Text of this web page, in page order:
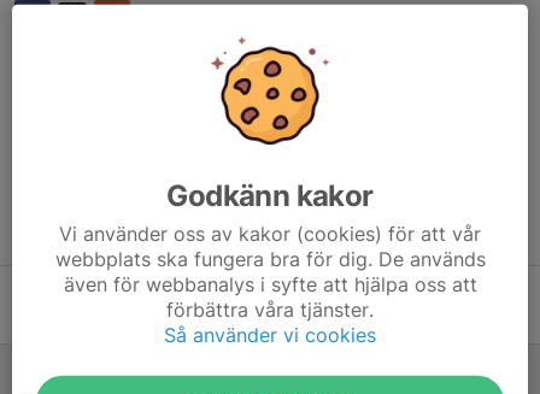
Tidigare nyheter
Sportlotten
13 maj, 18:35 0
Tryout 23 maj!
Godkänn kakor
Vi använder oss av kakor (cookies) för att vår
webbplats ska fungera bra för dig. De används
även för webbanalys i syfte att hjälpa oss att
förbättra våra tjänster.
Så använder vi cookies